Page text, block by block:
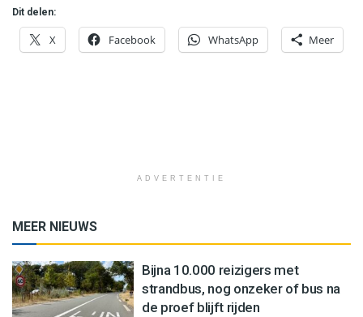
Dit delen:
X Facebook WhatsApp Meer
ADVERTENTIE
MEER NIEUWS
Bijna 10.000 reizigers met
strandbus, nog onzeker of bus na
de proef blijft rijden